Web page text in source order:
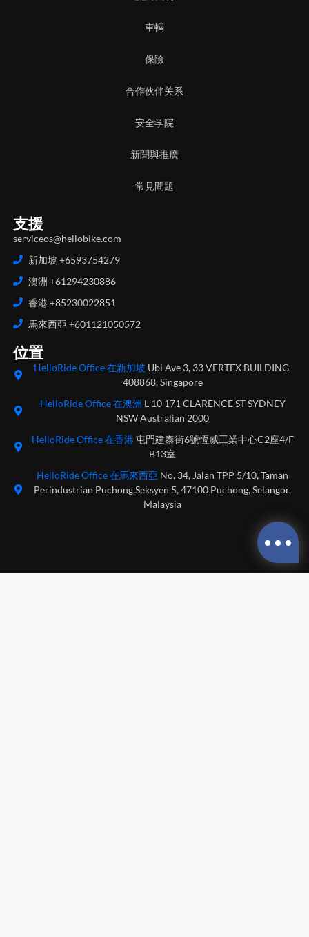
車輛
保險
合作伙伴关系
安全学院
新聞與推廣
常見問題
支援
serviceos@hellobike.com
新加坡 +6593754279
澳洲 +61294230886
香港 +85230022851
馬來西亞 +601121050572
位置
HelloRide Office 在新加坡 Ubi Ave 3, 33 VERTEX BUILDING,
408868, Singapore
HelloRide Office 在澳洲 L 10 171 CLARENCE ST SYDNEY
NSW Australian 2000
HelloRide Office 在香港屯門建泰街6號恆威工業中心C2座4/F
B13室
HelloRide Office 在馬來西亞 No. 34, Jalan TPP 5/10, Taman
Perindustrian Puchong,Seksyen 5, 47100 Puchong, Selangor,
Malaysia